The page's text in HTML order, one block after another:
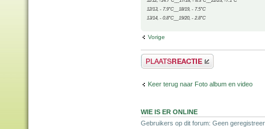
12/13, - 7.9°C__18/19, - 7.5°C
13/14, - 0.8°C__19/20, - 2.8°C
Vorige
Plaats een reactie
Keer terug naar Foto album en video
WIE IS ER ONLINE
Gebruikers op dit forum: Geen